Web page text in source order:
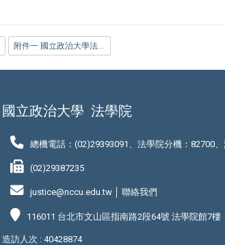
附件一 國立政治大學法學院國際交換學生計畫實施辦法
國立政治大學 法學院
總機電話：(02)29393091、法學院分機：82700
(02)29387235
justice@nccu.edu.tw │聯絡我們
116011 台北市文山區指南路2段64號 法學院館7樓
造訪人次 : 40428874